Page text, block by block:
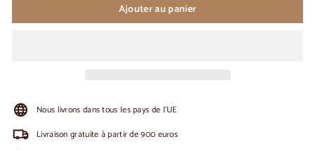
Ajouter au panier
Nous livrons dans tous les pays de l'UE
Livraison gratuite à partir de 900 euros